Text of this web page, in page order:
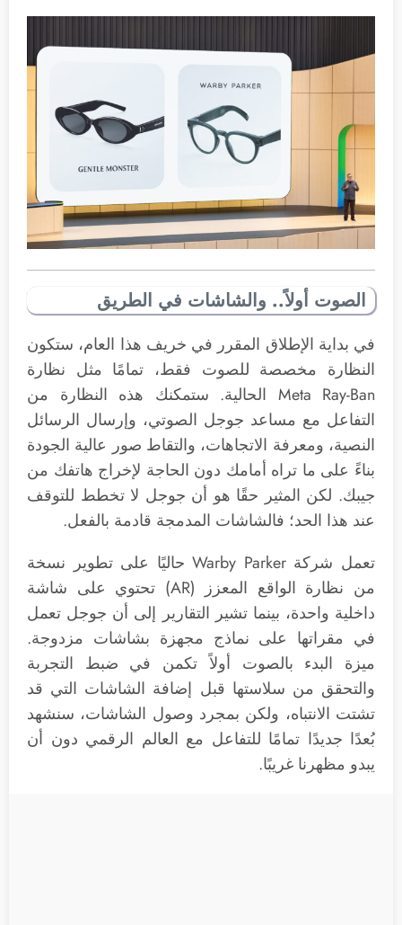
الصوت أولاً.. والشاشات في الطريق
في بداية الإطلاق المقرر في خريف هذا العام، ستكون
النظارة مخصصة للصوت فقط، تمامًا مثل نظارة
Meta Ray-Ban الحالية. ستمكنك هذه النظارة من
التفاعل مع مساعد جوجل الصوتي، وإرسال الرسائل
النصية، ومعرفة الاتجاهات، والتقاط صور عالية الجودة
بناءً على ما تراه أمامك دون الحاجة لإخراج هاتفك من
جيبك. لكن المثير حقًا هو أن جوجل لا تخطط للتوقف
عند هذا الحد؛ فالشاشات المدمجة قادمة بالفعل.
تعمل شركة Warby Parker حاليًا على تطوير نسخة
من نظارة الواقع المعزز (AR) تحتوي على شاشة
داخلية واحدة، بينما تشير التقارير إلى أن جوجل تعمل
في مقراتها على نماذج مجهزة بشاشات مزدوجة.
ميزة البدء بالصوت أولاً تكمن في ضبط التجربة
والتحقق من سلاستها قبل إضافة الشاشات التي قد
تشتت الانتباه، ولكن بمجرد وصول الشاشات، سنشهد
بُعدًا جديدًا تمامًا للتفاعل مع العالم الرقمي دون أن
يبدو مظهرنا غريبًا.